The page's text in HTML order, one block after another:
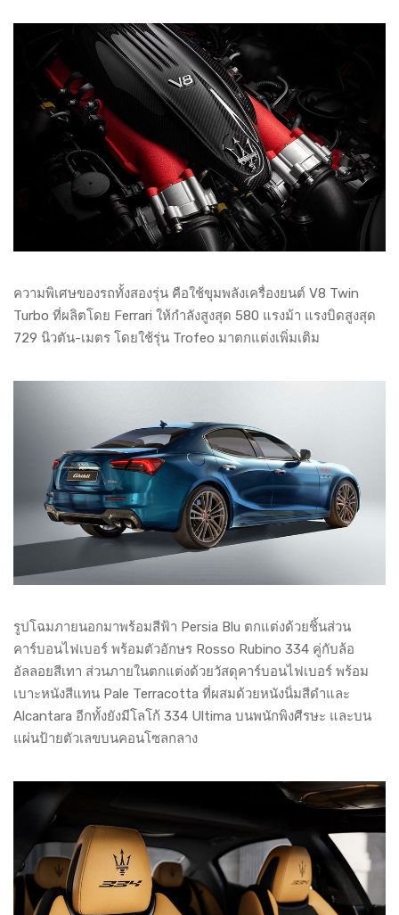
ความพิเศษของรถทั้งสองรุ่น คือใช้ขุมพลังเครื่องยนต์ V8 Twin
Turbo ที่ผลิตโดย Ferrari ให้กำลังสูงสุด 580 แรงม้า แรงบิดสูงสุด
729 นิวตัน-เมตร โดยใช้รุ่น Trofeo มาตกแต่งเพิ่มเติม
รูปโฉมภายนอกมาพร้อมสีฟ้า Persia Blu ตกแต่งด้วยชิ้นส่วน
คาร์บอนไฟเบอร์ พร้อมตัวอักษร Rosso Rubino 334 คู่กับล้อ
อัลลอยสีเทา ส่วนภายในตกแต่งด้วยวัสดุคาร์บอนไฟเบอร์ พร้อม
เบาะหนังสีแทน Pale Terracotta ที่ผสมด้วยหนังนิ่มสีดำและ
Alcantara อีกทั้งยังมีโลโก้ 334 Ultima บนพนักพิงศีรษะ และบน
แผ่นป้ายตัวเลขบนคอนโซลกลาง